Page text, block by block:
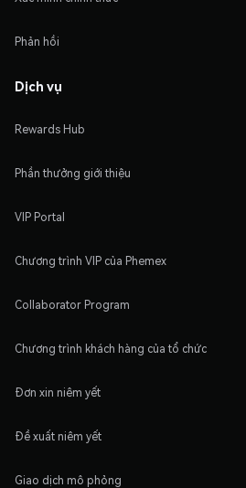
Phản hồi
Dịch vụ
Rewards Hub
Phần thưởng giới thiệu
VIP Portal
Chương trình VIP của Phemex
Collaborator Program
Chương trình khách hàng của tổ chức
Đơn xin niêm yết
Đề xuất niêm yết
Giao dịch mô phỏng